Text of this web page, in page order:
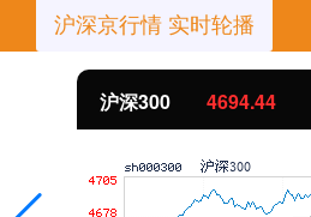
沪深京行情 实时轮播
沪深300 4694.44